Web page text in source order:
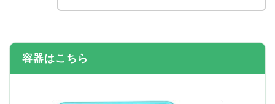
容器はこちら